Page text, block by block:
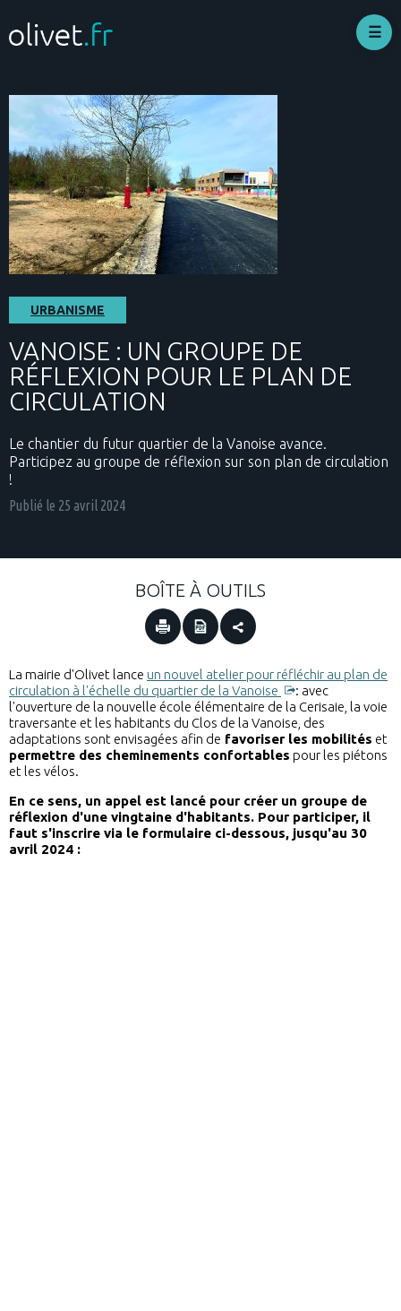
contenu
principal
URBANISME
VANOISE : UN GROUPE DE
RÉFLEXION POUR LE PLAN DE
CIRCULATION
Le chantier du futur quartier de la Vanoise avance.
Participez au groupe de réflexion sur son plan de circulation
!
Publié le 25 avril 2024
BOÎTE À OUTILS
La mairie d'Olivet lance un nouvel atelier pour réfléchir au plan de
circulation à l'échelle du quartier de la Vanoise
: avec
l'ouverture de la nouvelle école élémentaire de la Cerisaie, la voie
traversante et les habitants du Clos de la Vanoise, des
adaptations sont envisagées afin de favoriser les mobilités et
permettre des cheminements confortables pour les piétons
et les vélos.
En ce sens, un appel est lancé pour créer un groupe de
réflexion d'une vingtaine d'habitants. Pour participer, il
faut s'inscrire via le formulaire ci-dessous, jusqu'au 30
avril 2024 :